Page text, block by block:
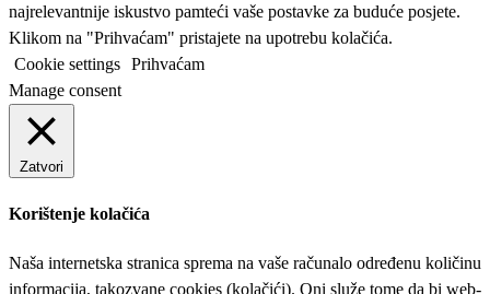
najrelevantnije iskustvo pamteći vaše postavke za buduće posjete.
Klikom na "Prihvaćam" pristajete na upotrebu kolačića.
Cookie settings Prihvaćam
Manage consent
Zatvori
Korištenje kolačića
Naša internetska stranica sprema na vaše računalo određenu količinu
informacija, takozvane cookies (kolačići). Oni služe tome da bi web-